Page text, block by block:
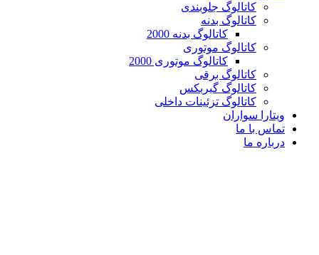
کاتالوگ جلوبندی
کاتالوگ بدنه
کاتالوگ بدنه 2000
کاتالوگ موتوری
کاتالوگ موتوری 2000
کاتالوگ برقی
کاتالوگ گیربکس
کاتالوگ تزئینات داخلی
ویتارا سواران
تماس با ما
درباره ما